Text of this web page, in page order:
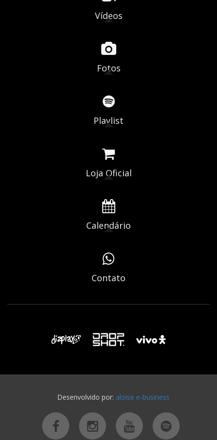
Vídeos
Fotos
Playlist
Loja Oficial
Calendário
Contato
Desenvolvido por: aloise e-business